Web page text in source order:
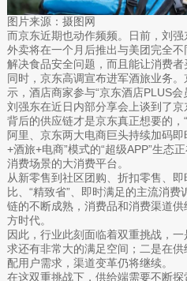
图片来源：摄图网
而京东近期也动作频频。日前，刘
外卖将在一个月后推出与美团完全
解决食品安全问题，而且能让消费者
同时，京东高调宣布进军酒旅业务
示，酒店商家参与“京东酒店PLUS会
刘强东在近日内部分享会上谈到了京
背后的供应链才是京东真正想要的，
阿里、京东两大电商巨头持续加码
+酒旅+电商”模式的“超级APP”生态
消费场景的大消费平台。
从新零售到社区团购、折扣零售、
比、“精致省”、即时满足的主流消
链的不断成熟，消费品和消费渠道
方时代。
因此，行业此刻面临着双重挑战，
求还有非常大的满足空间；二是在
配用户需求，渠道变革仍将继续。
在这双重挑战下，供给端需要不断